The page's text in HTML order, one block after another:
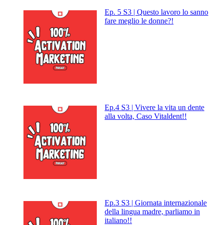
Ep. 5 S3 | Questo lavoro lo sanno
fare meglio le donne?!
Ep.4 S3 | Vivere la vita un dente
alla volta, Caso Vitaldent!!
Ep.3 S3 | Giornata internazionale
della lingua madre, parliamo in
italiano!!